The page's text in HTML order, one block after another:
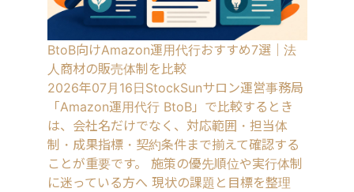
BtoB向けAmazon運用代行おすすめ7選｜法
人商材の販売体制を比較
2026年07月16日StockSunサロン運営事務局
「Amazon運用代行 BtoB」で比較するとき
は、会社名だけでなく、対応範囲・担当体
制・成果指標・契約条件まで揃えて確認する
ことが重要です。 施策の優先順位や実行体制
に迷っている方へ 現状の課題と目標を整理